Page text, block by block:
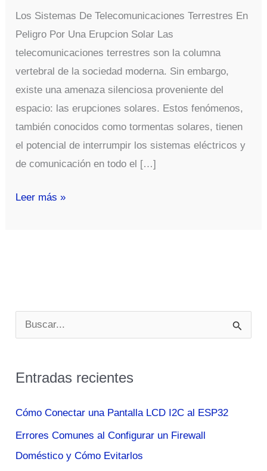
Los Sistemas De Telecomunicaciones Terrestres En
Peligro Por Una Erupcion Solar Las
telecomunicaciones terrestres son la columna
vertebral de la sociedad moderna. Sin embargo,
existe una amenaza silenciosa proveniente del
espacio: las erupciones solares. Estos fenómenos,
también conocidos como tormentas solares, tienen
el potencial de interrumpir los sistemas eléctricos y
de comunicación en todo el […]
Los
Por
Solar
Leer más »
u
c
p
o
Entradas recientes
Cómo Conectar una Pantalla LCD I2C al ESP32
Errores Comunes al Configurar un Firewall
Doméstico y Cómo Evitarlos